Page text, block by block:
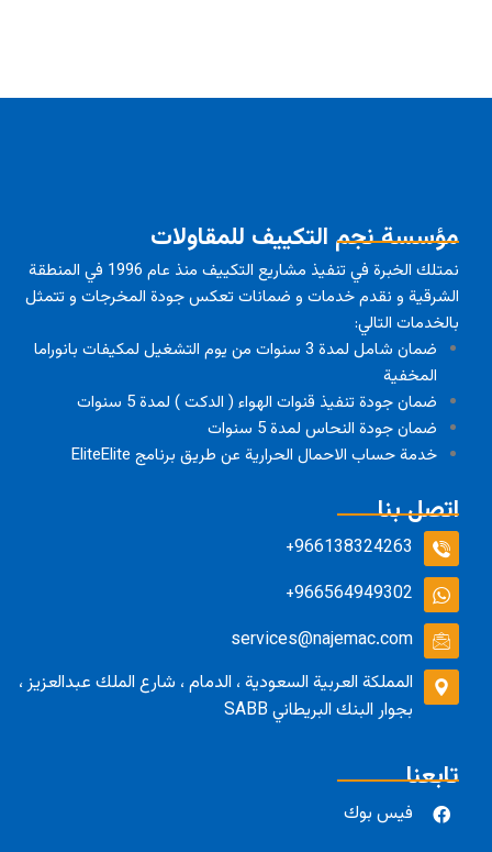
مؤسسة نجم التكييف للمقاولات
نمتلك الخبرة في تنفيذ مشاريع التكييف منذ عام 1996 في المنطقة
الشرقية و نقدم خدمات و ضمانات تعكس جودة المخرجات و تتمثل
بالخدمات التالي:
ضمان شامل لمدة 3 سنوات من يوم التشغيل لمكيفات بانوراما
المخفية
ضمان جودة تنفيذ قنوات الهواء ( الدكت ) لمدة 5 سنوات
ضمان جودة النحاس لمدة 5 سنوات
خدمة حساب الاحمال الحرارية عن طريق برنامج EliteElite
اتصل بنا
966138324263+
966564949302+
services@najemac.com
المملكة العربية السعودية ، الدمام ، شارع الملك عبدالعزيز ،
بجوار البنك البريطاني SABB
تابعنا
فيس بوك